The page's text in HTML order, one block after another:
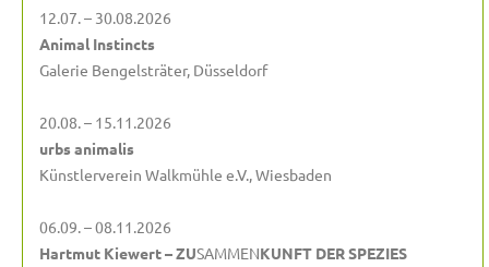
12.07. – 30.08.2026
Animal Instincts
Galerie Bengelsträter, Düsseldorf
20.08. – 15.11.2026
urbs animalis
Künstlerverein Walkmühle e.V., Wiesbaden
06.09. – 08.11.2026
Hartmut Kiewert – ZUSAMMENKUNFT DER SPEZIES